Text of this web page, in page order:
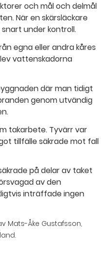
och mål och delmål
När en skärsläckare
under kontroll.
egna eller andra kåres
vattenskadorna
där man tidigt
genom utvändig
takarbete. Tyvärr var
tillfälle säkrade mot fall
på delar av taket
av den
inträffade ingen
Mats-Åke Gustafsson,